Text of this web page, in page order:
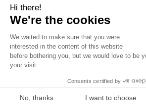
aos resultados de negócio com
Sarthak Ahuja·August 6, 2026
Blog
Hi there!
We're the cookies
We waited to make sure that you were
interested in the content of this website
before bothering you, but we would love to be
your visit...
Consents certified by
No, thanks I want to choose